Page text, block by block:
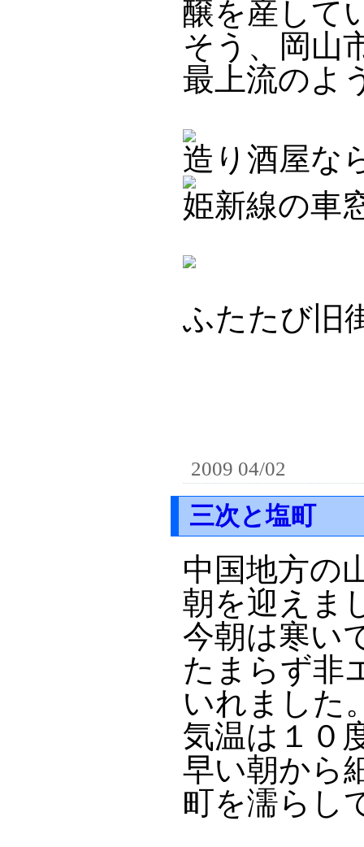
醸を産して
そう、岡山
最上流のよ
造り酒屋な
姫新線の車
ふたたび旧
2009 04/02
三次と塩町
中国地方の
朝を迎えま
今朝は寒い
たまらず非
いれました
気温は１０
早い朝から
町を濡らし